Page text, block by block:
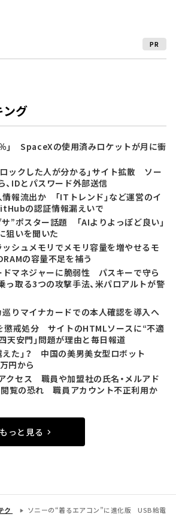
PR
グ
」 SpaceXの使用済みロケットが月に衝
ロックした人が分かる」サイト拡散 ソー
、IDとパスワード外部送信
報流出か 「ITトレンド」など運営のイ
の認証情報漏えいで
”ポスター話題 「AIよりよっぽど良い」
いを聞いた
ッシュメモリでメモリ容量を増やせるモ
の容量不足を補う
マネジャーに脆弱性 パスキーで守ら
っ取る3つの攻撃手法、米パロアルトが警
巡りマイナカードでの本人確認を導入へ
懲戒処分 サイトのHTMLソースに“不適
天安門」問題が理由と毎日報道
えた」？ 中国の美男美女型ロボット
円から
クセス 職員や加盟社の氏名・メルアド
覧の恐れ 職員アカウント不正利用か
っと見る
ク
ソニーの“着るエアコン”に進化版 USB給電